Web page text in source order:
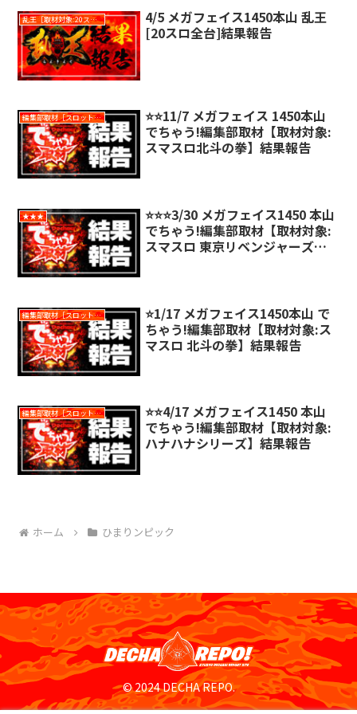
乱王［取材対象:20スロ全台］
4/5 メガフェイス1450本山 乱王
[20スロ全台]結果報告
編集部取材［スロット対象機種アリ］
⭐️⭐️11/7 メガフェイス 1450本山
でちゃう!編集部取材【取材対象:
スマスロ北斗の拳】結果報告
★★★
⭐️⭐️⭐️3/30 メガフェイス1450 本山
でちゃう!編集部取材【取材対象:
スマスロ 東京リベンジャーズ】
編集部取材［スロット対象機種アリ］
⭐️1/17 メガフェイス1450本山 で
ちゃう!編集部取材【取材対象:ス
マスロ 北斗の拳】結果報告
編集部取材［スロット対象機種アリ］
⭐️⭐️4/17 メガフェイス1450 本山
でちゃう!編集部取材【取材対象:
ハナハナシリーズ】結果報告
ホーム ひまりンピック
© 2024 DECHA REPO.